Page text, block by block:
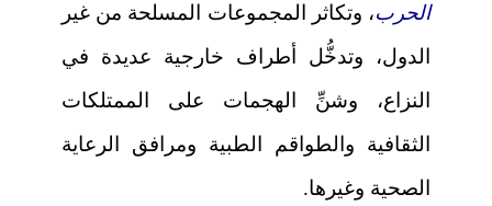
الحرب، وتكاثر المجموعات المسلحة من غير
الدول، وتدخُّل أطراف خارجية عديدة في
النزاع، وشنِّ الهجمات على الممتلكات
الثقافية والطواقم الطبية ومرافق الرعاية
الصحية وغيرها.